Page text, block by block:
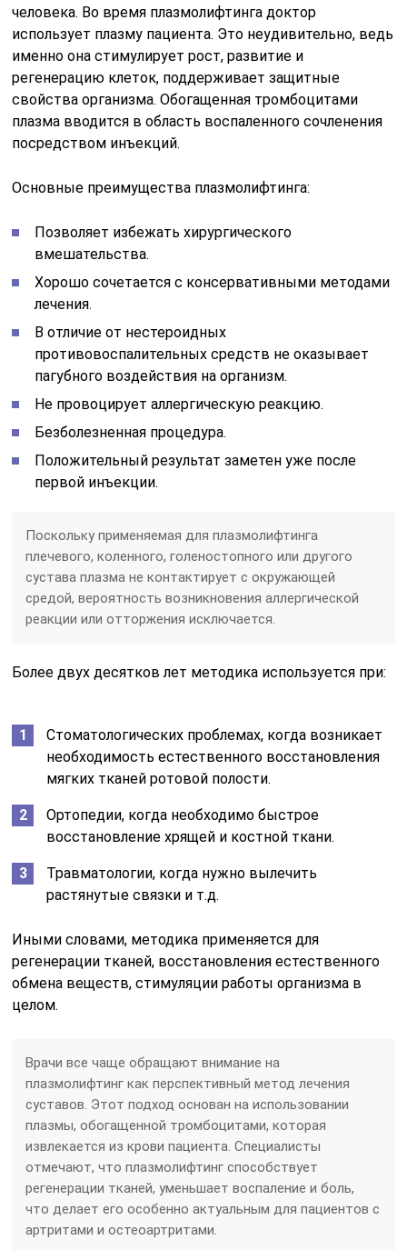
человека. Во время плазмолифтинга доктор
использует плазму пациента. Это неудивительно, ведь
именно она стимулирует рост, развитие и
регенерацию клеток, поддерживает защитные
свойства организма. Обогащенная тромбоцитами
плазма вводится в область воспаленного сочленения
посредством инъекций.
Основные преимущества плазмолифтинга:
Позволяет избежать хирургического
вмешательства.
Хорошо сочетается с консервативными методами
лечения.
В отличие от нестероидных
противовоспалительных средств не оказывает
пагубного воздействия на организм.
Не провоцирует аллергическую реакцию.
Безболезненная процедура.
Положительный результат заметен уже после
первой инъекции.
Поскольку применяемая для плазмолифтинга
плечевого, коленного, голеностопного или другого
сустава плазма не контактирует с окружающей
средой, вероятность возникновения аллергической
реакции или отторжения исключается.
Более двух десятков лет методика используется при:
Стоматологических проблемах, когда возникает
необходимость естественного восстановления
мягких тканей ротовой полости.
Ортопедии, когда необходимо быстрое
восстановление хрящей и костной ткани.
Травматологии, когда нужно вылечить
растянутые связки и т.д.
Иными словами, методика применяется для
регенерации тканей, восстановления естественного
обмена веществ, стимуляции работы организма в
целом.
Врачи все чаще обращают внимание на
плазмолифтинг как перспективный метод лечения
суставов. Этот подход основан на использовании
плазмы, обогащенной тромбоцитами, которая
извлекается из крови пациента. Специалисты
отмечают, что плазмолифтинг способствует
регенерации тканей, уменьшает воспаление и боль,
что делает его особенно актуальным для пациентов с
артритами и остеоартритами.